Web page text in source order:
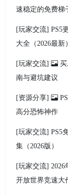
速稳定的免费梯
[玩家交流] PS5
大全（2026最新）
[玩家交流]
买
南与避坑建议
[资源分享]
高分恐怖神作
[玩家交流] PS5
集（2026版）
[玩家交流] 2026
开放世界竞速大